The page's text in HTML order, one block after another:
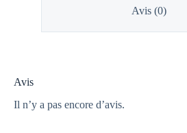
Avis (0)
Avis
Il n’y a pas encore d’avis.